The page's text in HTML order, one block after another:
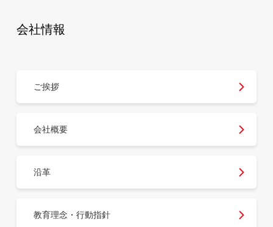
会社情報
ご挨拶
会社概要
沿革
教育理念・行動指針